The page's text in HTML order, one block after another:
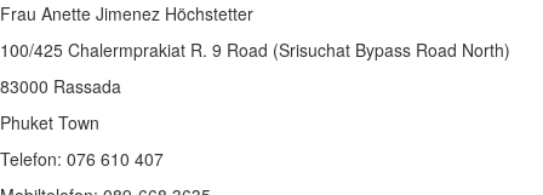
Frau Anette Jimenez Höchstetter
100/425 Chalermprakiat R. 9 Road (Srisuchat Bypass Road North)
83000 Rassada
Phuket Town
Telefon: 076 610 407